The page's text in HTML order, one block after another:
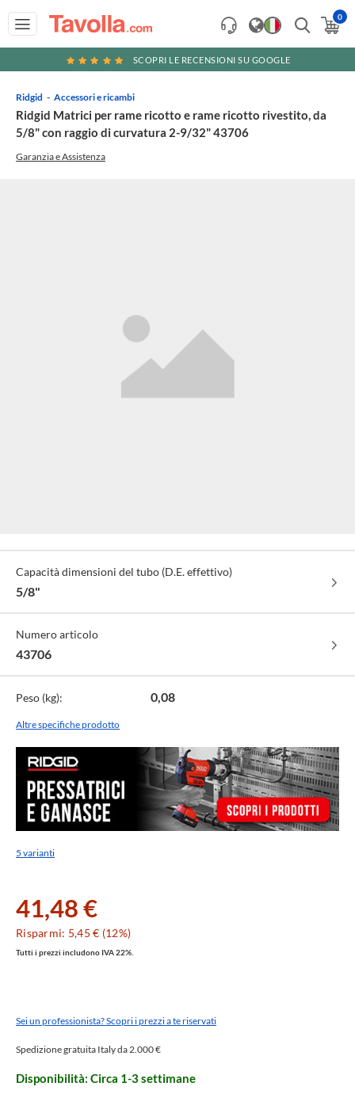
0
SCOPRI LE RECENSIONI SU GOOGLE
Ridgid Accessori e ricambi
Ridgid Matrici per rame ricotto e rame ricotto rivestito, da
5/8" con raggio di curvatura 2-9/32" 43706
Garanzia e Assistenza
Specifiche
Tecniche
Capacità dimensioni del tubo (D.E. effettivo)
5/8"
Numero articolo
43706
Peso (kg): 0,08
Altre specifiche prodotto
5 varianti
41,48 €
Risparmi: 5,45 € (12%)
Tutti i prezzi includono IVA 22%.
Sei un professionista? Scopri i prezzi a te riservati
Spedizione gratuita Italy da 2.000 €
Disponibilità: Circa 1-3 settimane